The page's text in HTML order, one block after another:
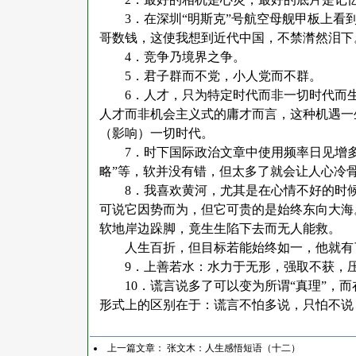
3 ．在深圳“明斯克”号航空母舰甲板上
哥数钱，这使我想到近代中国，不禁潸然泪下
4 ．竞争乃境界之争。
5 ．君子群而不党，小人党而不群。
6 ．人才，只为特定时代而非一切时代
人才而非机会主义式的庸才而言，这种机遇
（影响）一切时代。
7 ．时下国际政治文章中使用频率日见增
略”等，软并没有错，但太多了就会让人心冷
8 ．我喜欢黄河，尤其是在心情不好的
可说它因势而为，但它可贵的是始终东向大
软地岸边跺脚，竟生生陷下去而无人能救。
人生百折，但目标若能始终如一，他就
9 ．上善若水：水力于无形，强取不获
10 ．谎言说多了可以变为所谓“真理”，
形式上的区别在于：谎言不怕多说，只怕不
上一篇文章： 张文木：人生感悟短语（十二）